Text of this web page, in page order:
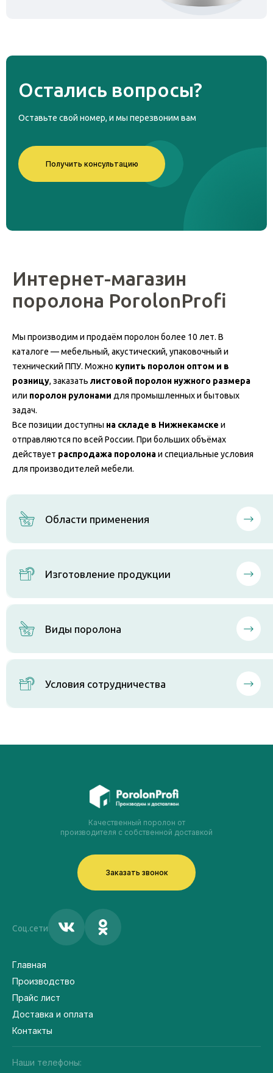
Остались вопросы?
Оставьте свой номер, и мы перезвоним вам
Получить консультацию
Интернет-магазин
поролона PorolonProfi
Мы производим и продаём поролон более 10 лет. В
каталоге — мебельный, акустический, упаковочный и
технический ППУ. Можно купить поролон оптом и в
розницу, заказать листовой поролон нужного размера
или поролон рулонами для промышленных и бытовых
задач.
Все позиции доступны на складе в Нижнекамске и
отправляются по всей России. При больших объёмах
действует распродажа поролонаи специальные условия
для производителей мебели.
Области применения
Изготовление продукции
Виды поролона
Условия сотрудничества
Качественный поролон от
производителя с собственной доставкой
Заказать звонок
Соц.сети
Главная
Производство
Прайс лист
Доставка и оплата
Контакты
Наши телефоны: